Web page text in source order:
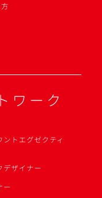
ワーク
トエグゼクティ
ザイナー
ー